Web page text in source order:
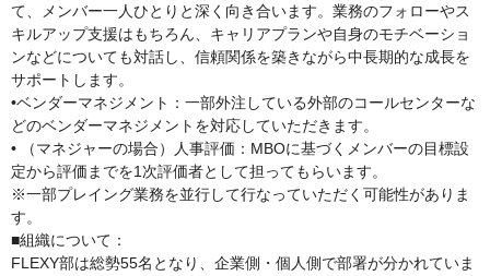
て、メンバー一人ひとりと深く向き合います。業務のフォローやス
キルアップ支援はもちろん、キャリアプランや自身のモチベーショ
ンなどについても対話し、信頼関係を築きながら中長期的な成長を
サポートします。
•ベンダーマネジメント：一部外注している外部のコールセンターな
どのベンダーマネジメントを対応していただきます。
• （マネジャーの場合）人事評価：MBOに基づくメンバーの目標設
定から評価までを1次評価者として担ってもらいます。
※一部プレイング業務を並行して行なっていただく可能性がありま
す。
■組織について：
FLEXY部は総勢55名となり、企業側・個人側で部署が分かれていま